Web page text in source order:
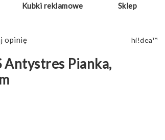
Kubki reklamowe Sklep
opinię hi!dea™
Antystres Pianka,